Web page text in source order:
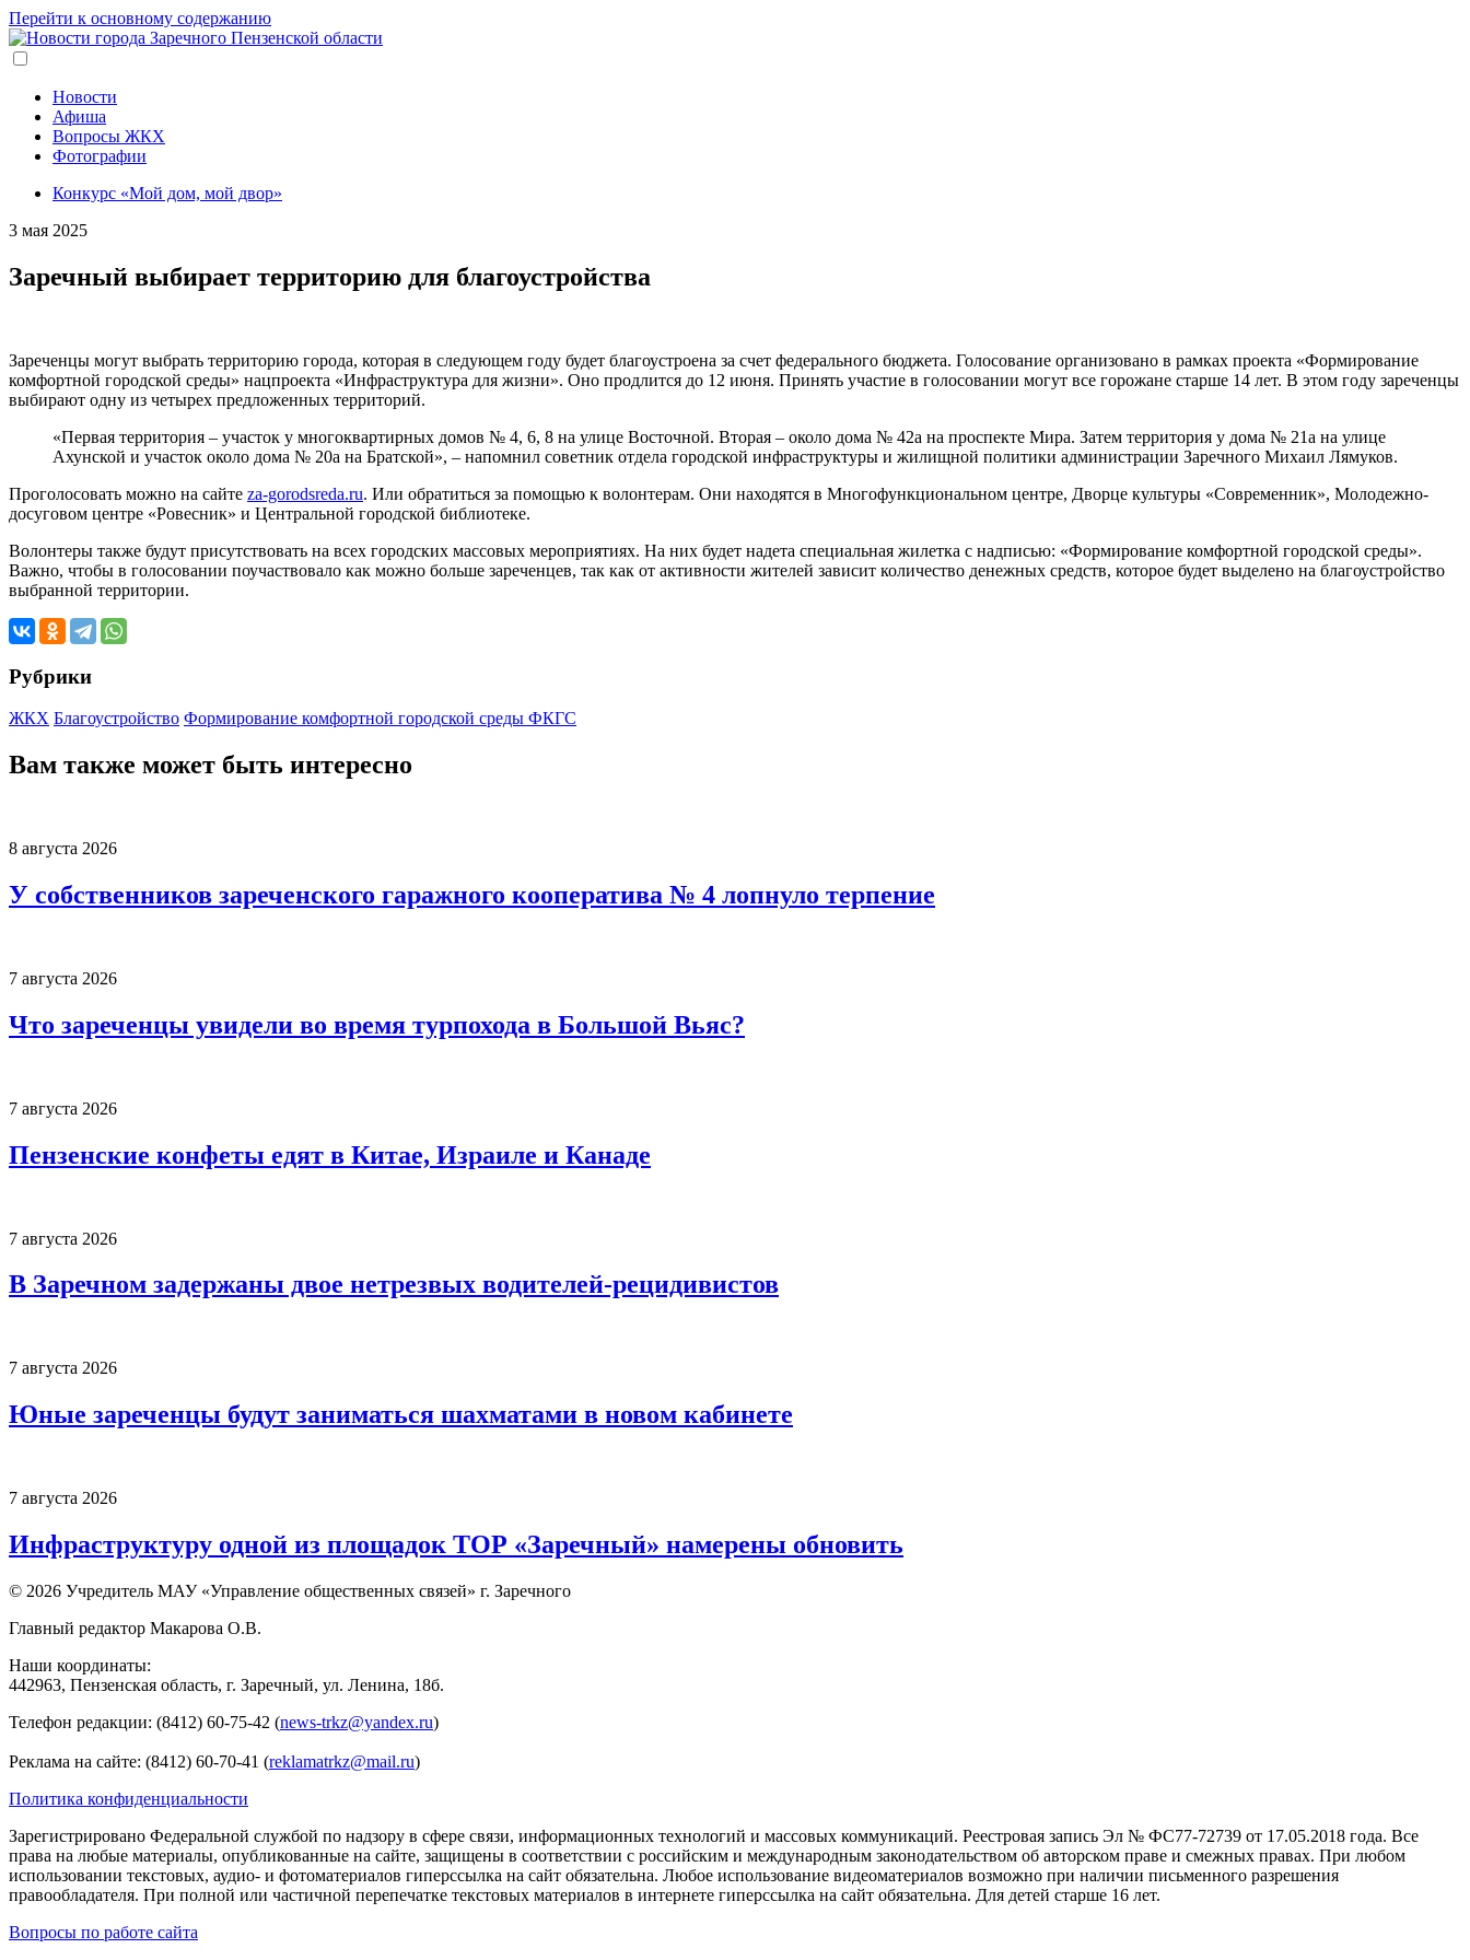
Перейти к основному содержанию
Новости
Афиша
Вопросы ЖКХ
Фотографии
Конкурс «Мой дом, мой двор»
3 мая 2025
Заречный выбирает территорию для благоустройства
Зареченцы могут выбрать территорию города, которая в следующем году будет благоустроена за счет федерального бюджета. Голосование организовано в рамках проекта «Формирование
комфортной городской среды» нацпроекта «Инфраструктура для жизни». Оно продлится до 12 июня. Принять участие в голосовании могут все горожане старше 14 лет. В этом году зареченцы
выбирают одну из четырех предложенных территорий.
«Первая территория – участок у многоквартирных домов № 4, 6, 8 на улице Восточной. Вторая – около дома № 42а на проспекте Мира. Затем территория у дома № 21а на улице
Ахунской и участок около дома № 20а на Братской», – напомнил советник отдела городской инфраструктуры и жилищной политики администрации Заречного Михаил Лямуков.
Проголосовать можно на сайте za-gorodsreda.ru. Или обратиться за помощью к волонтерам. Они находятся в Многофункциональном центре, Дворце культуры «Современник», Молодежно-
досуговом центре «Ровесник» и Центральной городской библиотеке.
Волонтеры также будут присутствовать на всех городских массовых мероприятиях. На них будет надета специальная жилетка с надписью: «Формирование комфортной городской среды».
Важно, чтобы в голосовании поучаствовало как можно больше зареченцев, так как от активности жителей зависит количество денежных средств, которое будет выделено на благоустройство
выбранной территории.
Рубрики
ЖКХ Благоустройство Формирование комфортной городской среды ФКГС
Вам также может быть интересно
8 августа 2026
У собственников зареченского гаражного кооператива № 4 лопнуло терпение
7 августа 2026
Что зареченцы увидели во время турпохода в Большой Вьяс?
7 августа 2026
Пензенские конфеты едят в Китае, Израиле и Канаде
7 августа 2026
В Заречном задержаны двое нетрезвых водителей-рецидивистов
7 августа 2026
Юные зареченцы будут заниматься шахматами в новом кабинете
7 августа 2026
Инфраструктуру одной из площадок ТОР «Заречный» намерены обновить
© 2026 Учредитель МАУ «Управление общественных связей» г. Заречного
Главный редактор Макарова О.В.
Наши координаты:
442963, Пензенская область, г. Заречный, ул. Ленина, 18б.
Телефон редакции: (8412) 60-75-42 (news-trkz@yandex.ru)
Реклама на сайте: (8412) 60-70-41 (reklamatrkz@mail.ru)
Политика конфиденциальности
Зарегистрировано Федеральной службой по надзору в сфере связи, информационных технологий и массовых коммуникаций. Реестровая запись Эл № ФС77-72739 от 17.05.2018 года. Все
права на любые материалы, опубликованные на сайте, защищены в соответствии с российским и международным законодательством об авторском праве и смежных правах. При любом
использовании текстовых, аудио- и фотоматериалов гиперссылка на сайт обязательна. Любое использование видеоматериалов возможно при наличии письменного разрешения
правообладателя. При полной или частичной перепечатке текстовых материалов в интернете гиперссылка на сайт обязательна. Для детей старше 16 лет.
Вопросы по работе сайта